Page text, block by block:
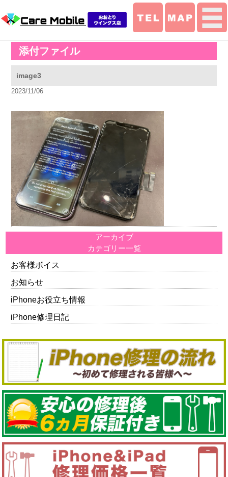
添付ファイル
image3
2023/11/06
アーカイブ
カテゴリー一覧
お客様ボイス
お知らせ
iPhoneお役立ち情報
iPhone修理日記